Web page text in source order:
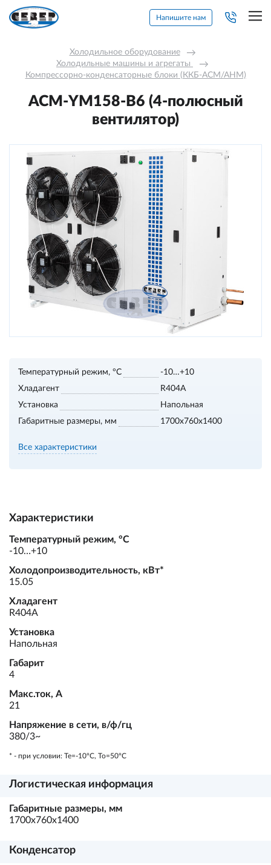
Напишите нам
Холодильное оборудование →
Холодильные машины и агрегаты →
Компрессорно-конденсаторные блоки (ККБ-АСМ/АНМ)
АСМ-YM158-В6 (4-полюсный
вентилятор)
Температурный режим, °С
-10…+10
Хладагент
R404A
Установка
Напольная
Габаритные размеры, мм
1700х760х1400
Все характеристики
Характеристики
Температурный режим, °С
-10…+10
Холодопроизводительность, кВт*
15.05
Хладагент
R404A
Установка
Напольная
Габарит
4
Макс.ток, А
21
Напряжение в сети, в/ф/гц
380/3~
* - при условии: Te=-10ºC, To=50ºC
Логистическая информация
Габаритные размеры, мм
1700х760х1400
Конденсатор